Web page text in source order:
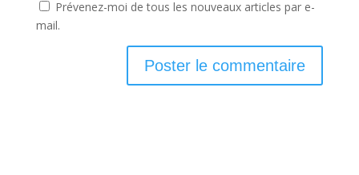
Prévenez-moi de tous les nouveaux articles par e-
mail.